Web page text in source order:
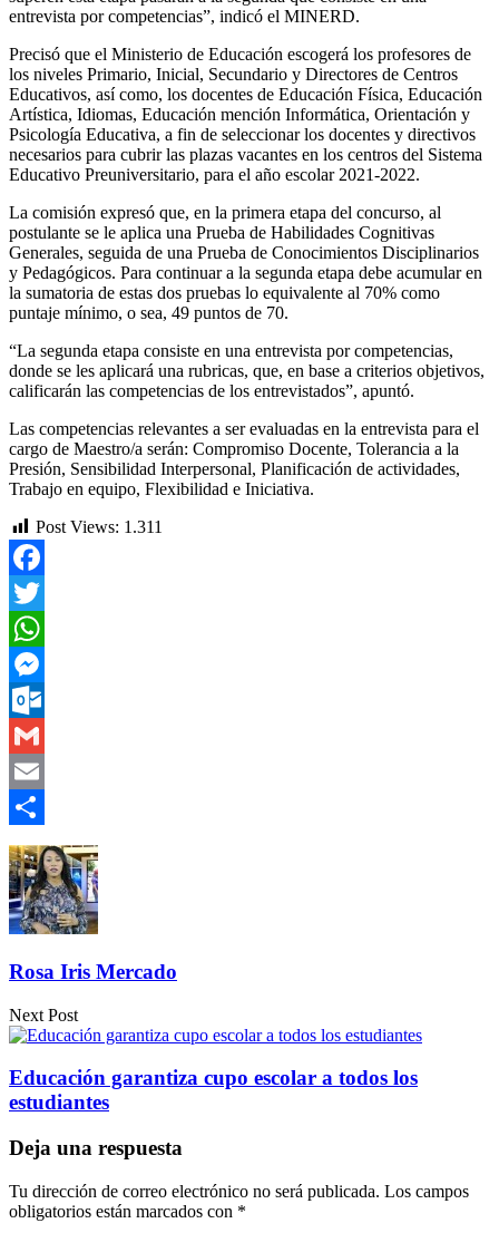
entrevista por competencias”, indicó el MINERD.
Precisó que el Ministerio de Educación escogerá los profesores de
los niveles Primario, Inicial, Secundario y Directores de Centros
Educativos, así como, los docentes de Educación Física, Educación
Artística, Idiomas, Educación mención Informática, Orientación y
Psicología Educativa, a fin de seleccionar los docentes y directivos
necesarios para cubrir las plazas vacantes en los centros del Sistema
Educativo Preuniversitario, para el año escolar 2021-2022.
La comisión expresó que, en la primera etapa del concurso, al
postulante se le aplica una Prueba de Habilidades Cognitivas
Generales, seguida de una Prueba de Conocimientos Disciplinarios
y Pedagógicos. Para continuar a la segunda etapa debe acumular en
la sumatoria de estas dos pruebas lo equivalente al 70% como
puntaje mínimo, o sea, 49 puntos de 70.
“La segunda etapa consiste en una entrevista por competencias,
donde se les aplicará una rubricas, que, en base a criterios objetivos,
calificarán las competencias de los entrevistados”, apuntó.
Las competencias relevantes a ser evaluadas en la entrevista para el
cargo de Maestro/a serán: Compromiso Docente, Tolerancia a la
Presión, Sensibilidad Interpersonal, Planificación de actividades,
Trabajo en equipo, Flexibilidad e Iniciativa.
Post Views: 1.311
Facebook
Twitter
WhatsApp
Messenger
Outlook.com
Gmail
Email
Compartir
Rosa Iris Mercado
Next Post
Educación garantiza cupo escolar a todos los
estudiantes
Deja una respuesta
Tu dirección de correo electrónico no será publicada. Los campos
obligatorios están marcados con *